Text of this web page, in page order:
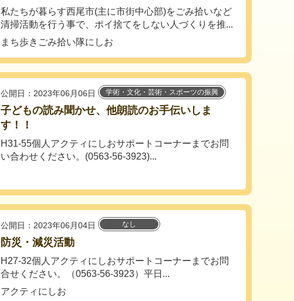
私たちが暮らす西尾市(主に市街中心部)をごみ拾いなど
清掃活動を行う事で、ポイ捨てをしない人づくりを推...
まち歩きごみ拾い隊にしお
公開日：2023年06月06日 学術・文化・芸術・スポーツの振興
子どもの読み聞かせ、他朗読のお手伝いしま
す！！
H31-55個人アクティにしおサポートコーナーまでお問
い合わせください。(0563-56-3923)...
公開日：2023年06月04日 なし
防災・減災活動
H27-32個人アクティにしおサポートコーナーまでお問
合せください。（0563-56-3923）平日...
アクティにしお